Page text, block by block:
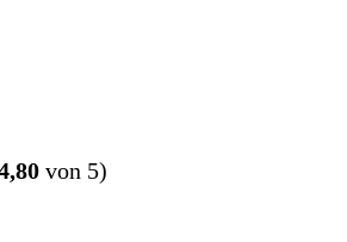
von 5)